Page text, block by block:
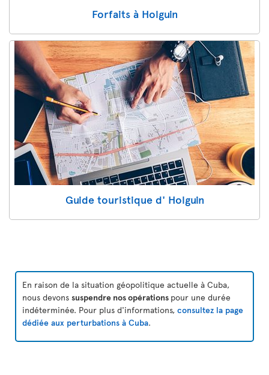
Forfaits à Holguin
Guide touristique d' Holguin
En raison de la situation géopolitique actuelle à Cuba,
nous devons suspendre nos opérations pour une durée
indéterminée. Pour plus d'informations, consultez la page
dédiée aux perturbations à Cuba.